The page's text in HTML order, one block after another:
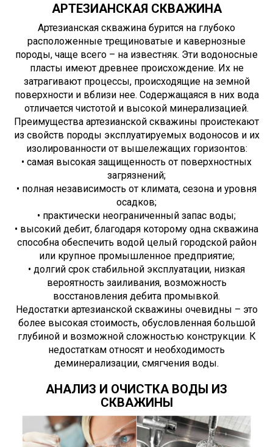
АРТЕЗИАНСКАЯ СКВАЖИНА
Артезианская скважина бурится на глубоко
расположенные трещиноватые и кавернозные
породы, чаще всего – на известняк. Эти водоносные
пласты имеют древнее происхождение. Их не
затрагивают процессы, происходящие на земной
поверхности и вблизи нее. Содержащаяся в них вода
отличается чистотой и высокой минерализацией.
Преимущества артезианской скважины проистекают
из свойств породы эксплуатируемых водоносов и их
изолированности от вышележащих горизонтов:
• самая высокая защищенность от поверхностных
загрязнений;
• полная независимость от климата, сезона и уровня
осадков;
• практически неограниченный запас воды;
• высокий дебит, благодаря которому одна скважина
способна обеспечить водой целый городской район
или крупное промышленное предприятие;
• долгий срок стабильной эксплуатации, низкая
вероятность заиливания, возможность
восстановления дебита промывкой.
Недостатки артезианской скважины очевидны – это
более высокая стоимость, обусловленная большой
глубиной и возможной сложностью конструкции. К
недостаткам относят и необходимость
деминерализации, смягчения воды.
АНАЛИЗ И ОЧИСТКА ВОДЫ ИЗ
СКВАЖИНЫ